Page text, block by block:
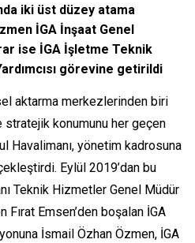
iki üst düzey atama
İGA İnşaat Genel
ise İGA İşletme Teknik
görevine getirildi
aktarma merkezlerinden biri
stratejik konumunu her geçen
Havalimanı, yönetim kadrosuna
Eylül 2019’dan bu
Teknik Hizmetler Genel Müdür
Fırat Emsen’den boşalan İGA
İsmail Özhan Özmen, İGA